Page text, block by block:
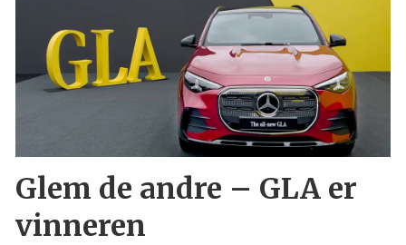
Glem de andre – GLA er
vinneren